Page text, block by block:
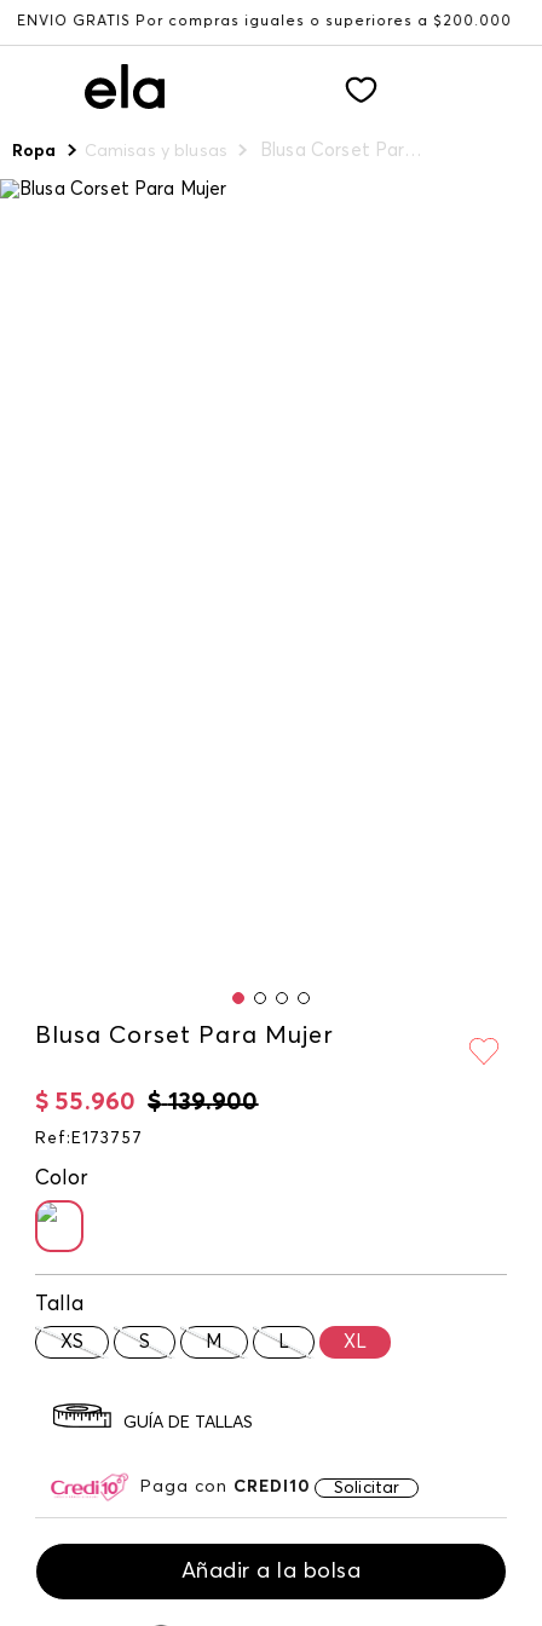
GRATIS Por compras iguales o superiores a $200.000
Ropa Camisas y blusas Blusa Corset Para Mujer
Blusa Corset Para Mujer
$ 139.900
$ 55.960
Ref : E173757
Color
Talla
XS S M L XL
GUÍA DE TALLAS
Paga con CREDI10 Solicitar
Añadir a la bolsa